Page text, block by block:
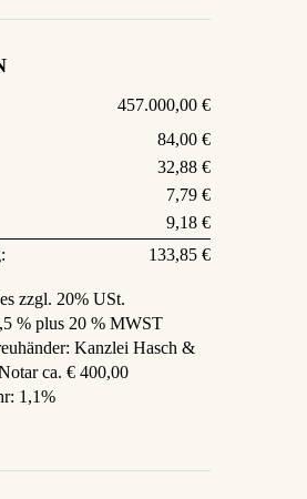
457.000,00 €
84,00 €
32,88 €
7,79 €
9,18 €
133,85 €
zzgl. 20% USt.
% plus 20 % MWST
Kanzlei Hasch &
ca. € 400,00
1,1%